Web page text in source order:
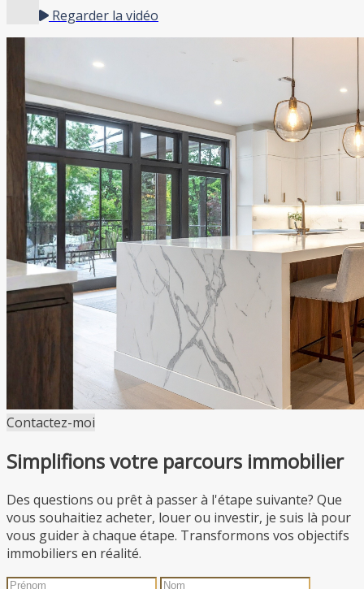
Regarder la vidéo
Contactez-moi
Simplifions votre parcours immobilier
Des questions ou prêt à passer à l'étape suivante? Que
vous souhaitiez acheter, louer ou investir, je suis là pour
vous guider à chaque étape. Transformons vos objectifs
immobiliers en réalité.